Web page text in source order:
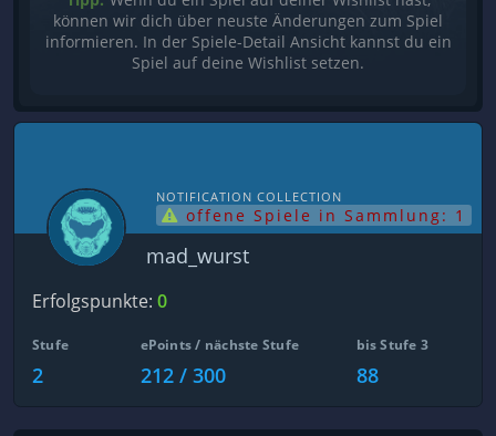
können wir dich über neuste Änderungen zum Spiel
informieren. In der Spiele-Detail Ansicht kannst du ein
Spiel auf deine Wishlist setzen.
NOTIFICATION COLLECTION
offene Spiele in Sammlung: 1
mad_wurst
Erfolgspunkte: 0
Stufe
2
ePoints / nächste Stufe
212 / 300
bis Stufe 3
88